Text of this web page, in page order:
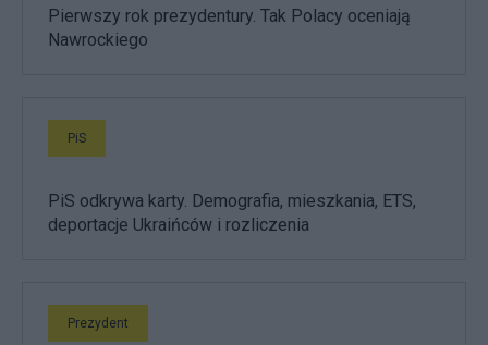
Pierwszy rok prezydentury. Tak Polacy oceniają
Nawrockiego
PiS
PiS odkrywa karty. Demografia, mieszkania, ETS,
deportacje Ukraińców i rozliczenia
Prezydent